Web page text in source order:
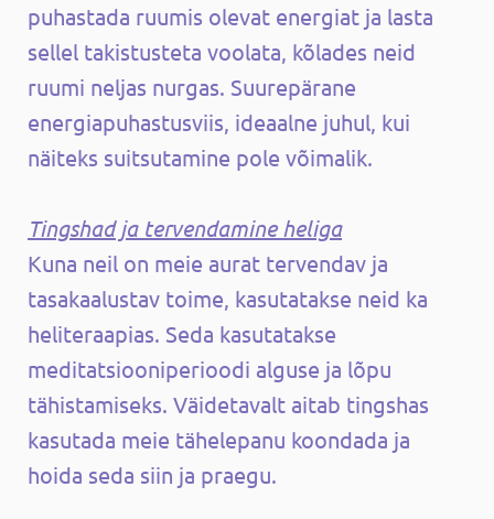
puhastada ruumis olevat energiat ja lasta
sellel takistusteta voolata, kõlades neid
ruumi neljas nurgas. Suurepärane
energiapuhastusviis, ideaalne juhul, kui
näiteks suitsutamine pole võimalik.
Tingshad ja tervendamine heliga
Kuna neil on meie aurat tervendav ja
tasakaalustav toime, kasutatakse neid ka
heliteraapias. Seda kasutatakse
meditatsiooniperioodi alguse ja lõpu
tähistamiseks. Väidetavalt aitab tingshas
kasutada meie tähelepanu koondada ja
hoida seda siin ja praegu.